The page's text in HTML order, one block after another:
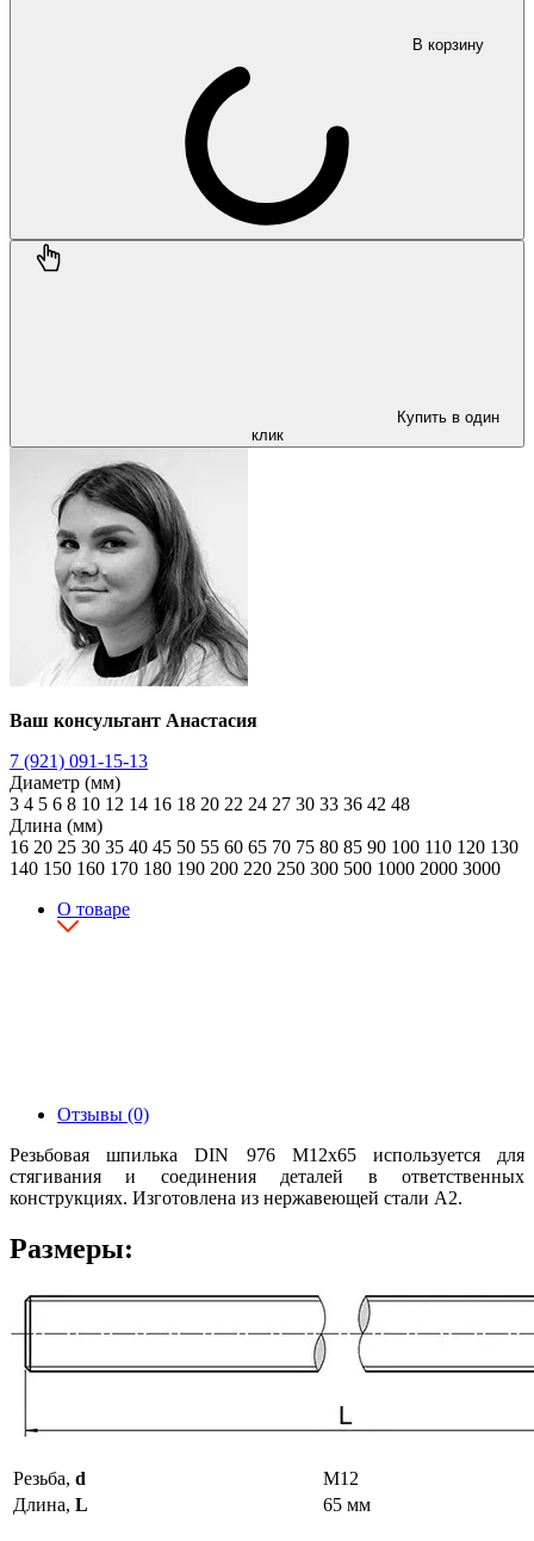
В корзину
Купить в один
клик
Ваш консультант Анастасия
7 (921) 091-15-13
Диаметр (мм)
3 4 5 6 8 10 12 14 16 18 20 22 24 27 30 33 36 42 48
Длина (мм)
16 20 25 30 35 40 45 50 55 60 65 70 75 80 85 90 100 110 120 130
140 150 160 170 180 190 200 220 250 300 500 1000 2000 3000
О товаре
Отзывы (0)
Резьбовая шпилька DIN 976 М12х65 используется для
стягивания и соединения деталей в ответственных
конструкциях. Изготовлена из нержавеющей стали А2.
Размеры:
Резьба, d
М12
Длина, L 65 мм